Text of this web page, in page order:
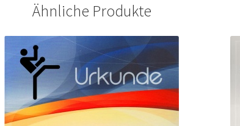
auf.
Optionen
können
auf
der
Produktseite
gewählt
werden
Ähnliche Produkte